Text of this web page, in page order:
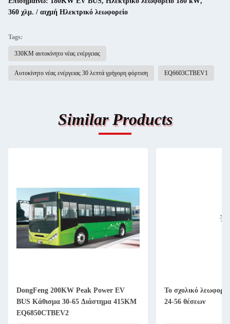
360 χλμ. / αιχμή Ηλεκτρικό λεωφορείο
Tags:
330KM αυτοκίνητο νέας ενέργειας
Αυτοκίνητο νέας ενέργειας 30 λεπτά γρήγορη φόρτιση ΕQ6603CTBEV1
Similar Products
DongFeng 200KW Peak Power EV
BUS Κάθισμα 30-65 Διάστημα 415KM
EQ6850CTBEV2
Το σχολικό
24-56 θέσεων